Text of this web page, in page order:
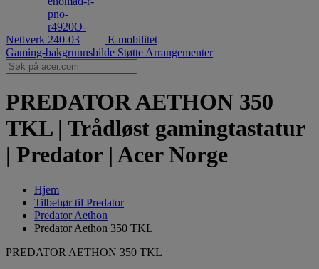
Nettverk
E-mobilitet
Gaming-bakgrunnsbilde Støtte Arrangementer
PREDATOR AETHON 350
TKL | Trådløst gamingtastatur
| Predator | Acer Norge
Hjem
Tilbehør til Predator
Predator Aethon
Predator Aethon 350 TKL
PREDATOR AETHON 350 TKL